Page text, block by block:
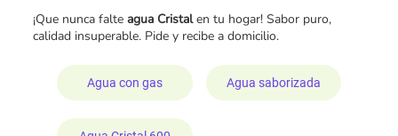
¡Que nunca falte agua Cristalen tu hogar! Sabor puro,
calidad insuperable. Pide y recibe a domicilio.
Agua con gas Agua saborizada